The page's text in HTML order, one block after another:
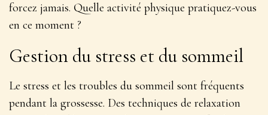
forcez jamais. Quelle activité physique pratiquez-vous
en ce moment ?
Gestion du stress et du sommeil
Le stress et les troubles du sommeil sont fréquents
pendant la grossesse. Des techniques de relaxation